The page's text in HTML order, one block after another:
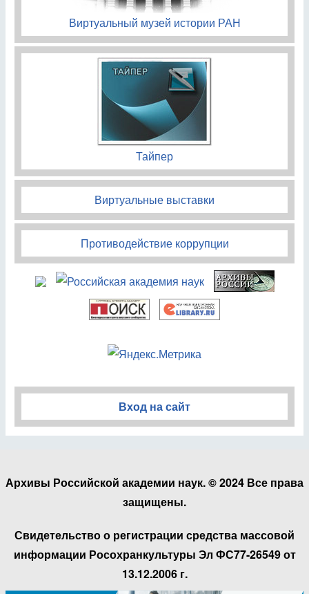
Виртуальный музей истории РАН
Тайпер
Виртуальные выставки
Противодействие коррупции
Вход на сайт
Архивы Российской академии наук. © 2024 Все права
защищены.
Свидетельство о регистрации средства массовой
информации Росохранкультуры Эл ФС77-26549 от
13.12.2006 г.